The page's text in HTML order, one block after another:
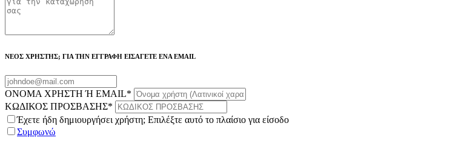
ΝΕΟΣ ΧΡΗΣΤΗΣ; ΓΙΑ ΤΗΝ ΕΓΓΡΑΦΗ ΕΙΣΑΓΕΤΕ ΕΝΑ EMAIL
ΟΝΟΜΑ ΧΡΗΣΤΗ Ή EMAIL*
ΚΩΔΙΚΟΣ ΠΡΟΣΒΑΣΗΣ*
Έχετε ήδη δημιουργήσει χρήστη; Επιλέξτε αυτό το πλαίσιο για είσοδο
Συμφωνώ